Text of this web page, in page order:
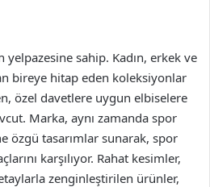
sahip. Kadın, erkek ve
bireye hitap eden koleksiyonlar
özel davetlere uygun elbiselere
Marka, aynı zamanda spor
özgü tasarımlar sunarak, spor
karşılıyor. Rahat kesimler,
zenginleştirilen ürünler,